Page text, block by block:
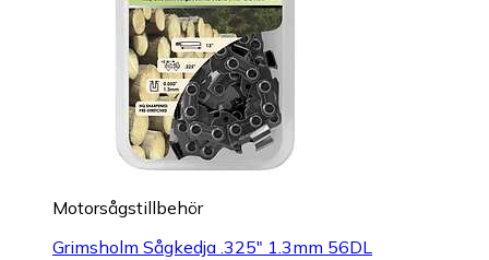
Motorsågstillbehör
Grimsholm Sågkedja .325" 1.3mm 56DL